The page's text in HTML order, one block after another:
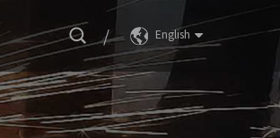
/ English